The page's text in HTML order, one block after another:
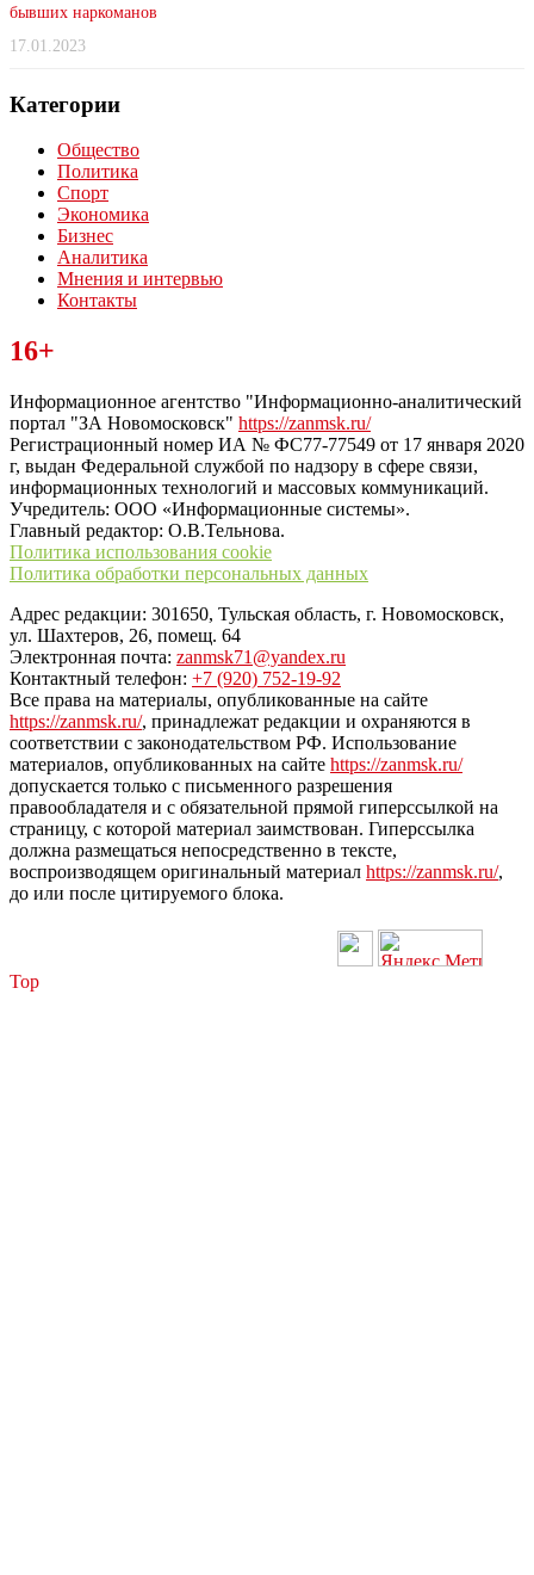
бывших наркоманов
17.01.2023
Категории
Общество
Политика
Спорт
Экономика
Бизнес
Аналитика
Мнения и интервью
Контакты
Читайте последние новости дня в Тульской области на сайте
“ЗаНовомосковск”
16+
Информационное агентство "Информационно-аналитический
портал "ЗА Новомосковск" https://zanmsk.ru/
Регистрационный номер ИА № ФС77-77549 от 17 января 2020
г, выдан Федеральной службой по надзору в сфере связи,
информационных технологий и массовых коммуникаций.
Учредитель: ООО «Информационные системы».
Главный редактор: О.В.Тельнова.
Политика использования cookie
Политика обработки персональных данных
Адрес редакции: 301650, Тульская область, г. Новомосковск,
ул. Шахтеров, 26, помещ. 64
Электронная почта: zanmsk71@yandex.ru
Контактный телефон: +7 (920) 752-19-92
Все права на материалы, опубликованные на сайте
https://zanmsk.ru/, принадлежат редакции и охраняются в
соответствии с законодательством РФ. Использование
материалов, опубликованных на сайте https://zanmsk.ru/
допускается только с письменного разрешения
правообладателя и с обязательной прямой гиперссылкой на
страницу, с которой материал заимствован. Гиперссылка
должна размещаться непосредственно в тексте,
воспроизводящем оригинальный материал https://zanmsk.ru/,
до или после цитируемого блока.
Top